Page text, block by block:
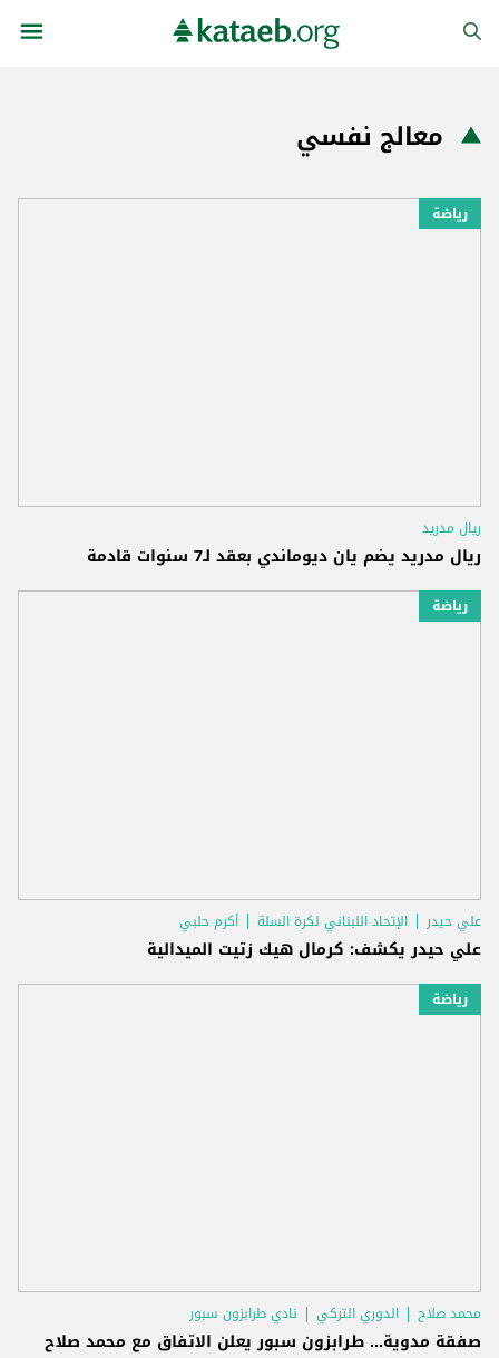
معالج نفسي
رياضة
ريال مدريد
ريال مدريد يضم يان ديوماندي بعقد لـ7 سنوات قادمة
رياضة
علي حيدر الإتحاد اللبناني لكرة السلة أكرم حلبي
علي حيدر يكشف: كرمال هيك زتيت الميدالية
رياضة
محمد صلاح الدوري التركي نادي طرابزون سبور
صفقة مدوية... طرابزون سبور يعلن الاتفاق مع محمد صلاح